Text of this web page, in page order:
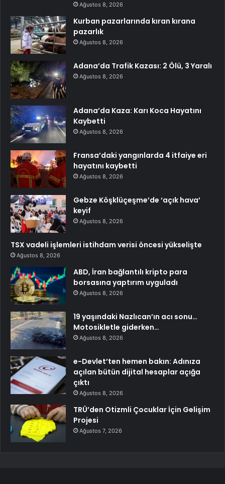
Ağustos 8, 2026
Kurban pazarlarında kıran kırana
pazarlık
Ağustos 8, 2026
Adana’da Trafik Kazası: 2 Ölü, 3 Yaralı
Ağustos 8, 2026
Adana’da Kaza: Karı Koca Hayatını
Kaybetti
Ağustos 8, 2026
Fransa’daki yangınlarda 4 itfaiye eri
hayatını kaybetti
Ağustos 8, 2026
Gebze Köşklüçeşme’de ‘açık hava’
keyif
Ağustos 8, 2026
TSX vadeli işlemleri istihdam verisi öncesi yükselişte
Ağustos 8, 2026
ABD, İran bağlantılı kripto para
borsasına yaptırım uyguladı
Ağustos 8, 2026
19 yaşındaki Nazlıcan’ın acı sonu…
Motosikletle giderken…
Ağustos 8, 2026
e-Devlet’ten hemen bakın: Adınıza
açılan bütün dijital hesaplar açığa
çıktı
Ağustos 8, 2026
TRÜ’den Otizmli Çocuklar İçin Gelişim
Projesi
Ağustos 7, 2026